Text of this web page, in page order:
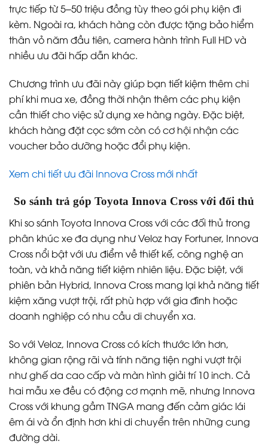
trực tiếp từ 5–50 triệu đồng tùy theo gói phụ kiện đi
kèm. Ngoài ra, khách hàng còn được tặng bảo hiểm
thân vỏ năm đầu tiên, camera hành trình Full HD và
nhiều ưu đãi hấp dẫn khác.
Chương trình ưu đãi này giúp bạn tiết kiệm thêm chi
phí khi mua xe, đồng thời nhận thêm các phụ kiện
cần thiết cho việc sử dụng xe hàng ngày. Đặc biệt,
khách hàng đặt cọc sớm còn có cơ hội nhận các
voucher bảo dưỡng hoặc đổi phụ kiện.
Xem chi tiết ưu đãi Innova Cross mới nhất
So sánh trả góp Toyota Innova Cross với đối thủ
Khi so sánh Toyota Innova Cross với các đối thủ trong
phân khúc xe đa dụng như Veloz hay Fortuner, Innova
Cross nổi bật với ưu điểm về thiết kế, công nghệ an
toàn, và khả năng tiết kiệm nhiên liệu. Đặc biệt, với
phiên bản Hybrid, Innova Cross mang lại khả năng tiết
kiệm xăng vượt trội, rất phù hợp với gia đình hoặc
doanh nghiệp có nhu cầu di chuyển xa.
So với Veloz, Innova Cross có kích thước lớn hơn,
không gian rộng rãi và tính năng tiện nghi vượt trội
như ghế da cao cấp và màn hình giải trí 10 inch. Cả
hai mẫu xe đều có động cơ mạnh mẽ, nhưng Innova
Cross với khung gầm TNGA mang đến cảm giác lái
êm ái và ổn định hơn khi di chuyển trên những cung
đường dài.